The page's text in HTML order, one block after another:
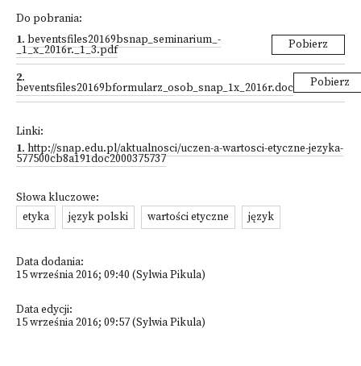
Do pobrania:
1. beventsfiles20169bsnap_seminarium_-
_1_x_2016r._1_3.pdf Pobierz
2.
beventsfiles20169bformularz_osob_snap_1x_2016r.doc Pobierz
Linki:
1. http://snap.edu.pl/aktualnosci/uczen-a-wartosci-etyczne-jezyka-
577500cb8a191doc2000375737
Słowa kluczowe:
etyka
język polski wartości etyczne język
Data dodania:
15 września 2016; 09:40 (Sylwia Pikula)
Data edycji:
15 września 2016; 09:57 (Sylwia Pikula)